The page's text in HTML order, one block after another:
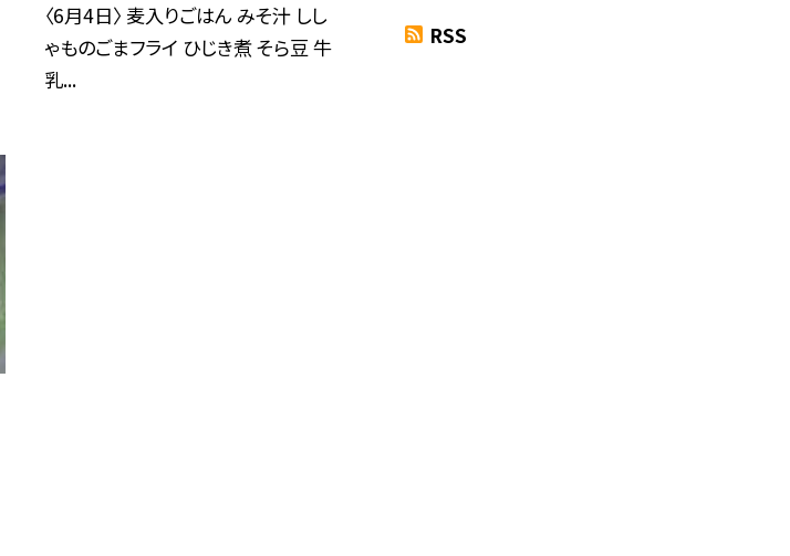
〈6月4日〉 麦入りごはん みそ汁 しし
ゃものごまフライ ひじき煮 そら豆 牛
乳...
RSS